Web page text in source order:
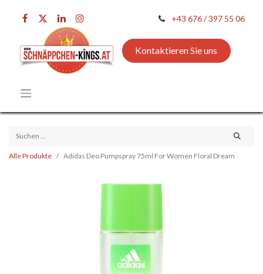
+43 676 / 397 55 06
Kontaktieren Sie uns
Alle Produkte Adidas Deo Pumpspray 75ml For Women Floral Dream